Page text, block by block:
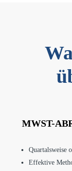
MWST-
Quartalsweise
Effektive